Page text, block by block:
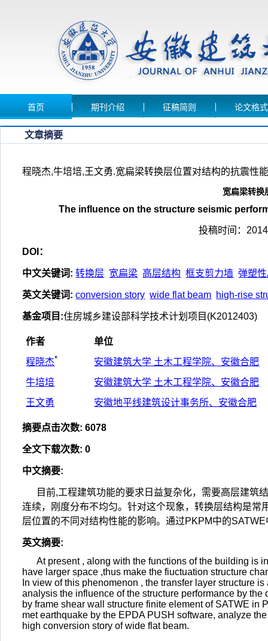
首页 期刊介绍 征稿简则 论文格式
文章摘要
程晓杰,牛培培,王文勇.宽扁梁转换层位置对结构的抗震性
宽扁梁转换
The influence on the structure seismic
投稿时间：
DOI：
中文关键词: 转换层 宽扁梁 高层结构 框支剪力墙 弹塑
英文关键词: conversion story wide flat beam high-rise
基金项目 :住房城乡建设部科学技术计划项目(K2012403)
作者
单位
程晓杰*
安徽建筑大学 土木工程学院、安徽合肥
牛培培
安徽建筑大学 土木工程学院、安徽合肥
王文勇
安徽地平线建筑设计事务所、安徽合肥
摘要点击次数: 6078
全文下载次数: 0
中文摘要:
目前,工程建筑功能的要求日益复杂化，需要高层建筑
连续，刚度分布不均匀。针对这个现象，转换层结构是
层位置的不同对结构性能的影响。通过PKPM中的
英文摘要:
At present , along with the functions of the building is
have larger space ,thus make the fiuctuation structure
In view of this phenomenon , the transfer layer structure
analysis the influence of the structure performance by
by frame shear wall structure finite element of SATWE
met earthquake by the EPDA PUSH software, analyze
high conversion story of wide flat beam.